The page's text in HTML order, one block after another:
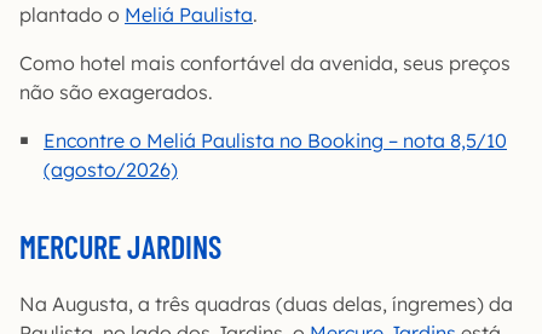
plantado o Meliá Paulista.
Como hotel mais confortável da avenida, seus preços
não são exagerados.
Encontre o Meliá Paulista no Booking – nota 8,5/10
(agosto/2026)
MERCURE JARDINS
Na Augusta, a três quadras (duas delas, íngremes) da